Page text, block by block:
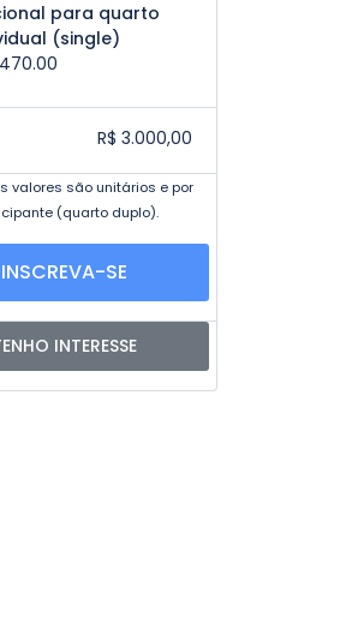
para quarto
(single)
R$ 3.000,00
valores são unitários e por
(quarto duplo).
INSCREVA-SE
INTERESSE